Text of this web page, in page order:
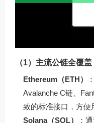
（1）主流公链全覆盖
Ethereum（ETH）
Avalanche C链、
致的标准接口，方便
Solana（SOL）
：